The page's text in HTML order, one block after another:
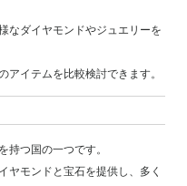
なダイヤモンドやジュエリーを
アイテムを比較検討できます。
持つ国の一つです。
ヤモンドと宝石を提供し、多く